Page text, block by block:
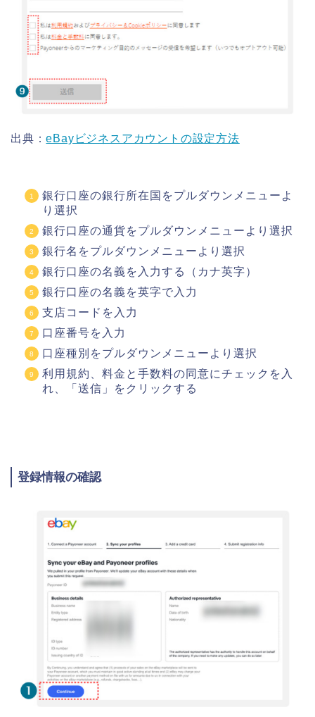
出典：eBayビジネスアカウントの設定方法
銀行口座の銀行所在国をプルダウンメニューよ
り選択
銀行口座の通貨をプルダウンメニューより選択
銀行名をプルダウンメニューより選択
銀行口座の名義を入力する（カナ英字）
銀行口座の名義を英字で入力
支店コードを入力
口座番号を入力
口座種別をプルダウンメニューより選択
利用規約、料金と手数料の同意にチェックを入
れ、「送信」をクリックする
登録情報の確認